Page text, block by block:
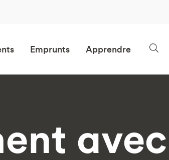
Emprunts Apprendre